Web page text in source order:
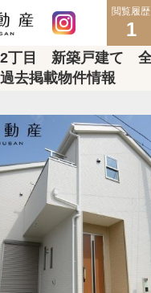
閲覧履歴
1
2丁目 新築戸建て
去掲載物件情報